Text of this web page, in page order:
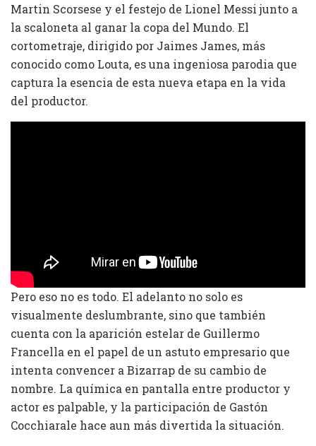
Martin Scorsese y el festejo de Lionel Messi junto a
la scaloneta al ganar la copa del Mundo. El
cortometraje, dirigido por Jaimes James, más
conocido como Louta, es una ingeniosa parodia que
captura la esencia de esta nueva etapa en la vida
del productor.
Pero eso no es todo. El adelanto no solo es
visualmente deslumbrante, sino que también
cuenta con la aparición estelar de Guillermo
Francella en el papel de un astuto empresario que
intenta convencer a Bizarrap de su cambio de
nombre. La química en pantalla entre productor y
actor es palpable, y la participación de Gastón
Cocchiarale hace aun más divertida la situación.